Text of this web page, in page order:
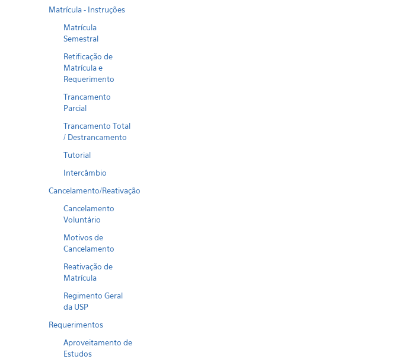
Matrícula - Instruções
Matrícula
Semestral
Retificação de
Matrícula e
Requerimento
Trancamento
Parcial
Trancamento Total
/ Destrancamento
Tutorial
Intercâmbio
Cancelamento/Reativação
Cancelamento
Voluntário
Motivos de
Cancelamento
Reativação de
Matrícula
Regimento Geral
da USP
Requerimentos
Aproveitamento de
Estudos